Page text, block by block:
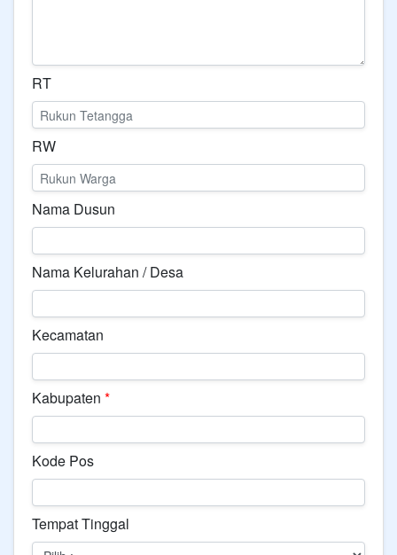
RT
RW
Nama Dusun
Nama Kelurahan / Desa
Kecamatan
Kabupaten *
Kode Pos
Tempat Tinggal